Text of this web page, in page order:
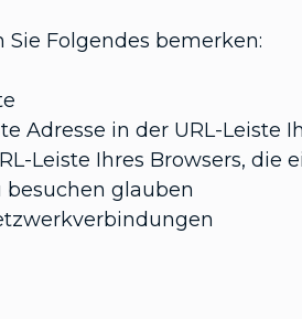
Sie Folgendes bemerken:
Adresse in der URL-Leiste
Leiste Ihres Browsers, die
besuchen glauben